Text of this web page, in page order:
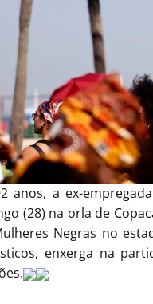
anos, a ex-
(28) na orla de
Negras no
enxerga na